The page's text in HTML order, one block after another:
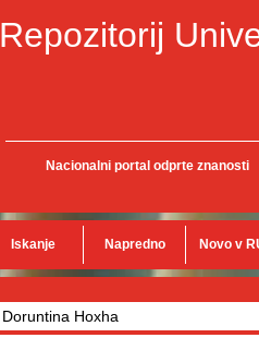
Repozitorij
Nacionalni portal odprte znanosti
Iskanje Napredno Novo v